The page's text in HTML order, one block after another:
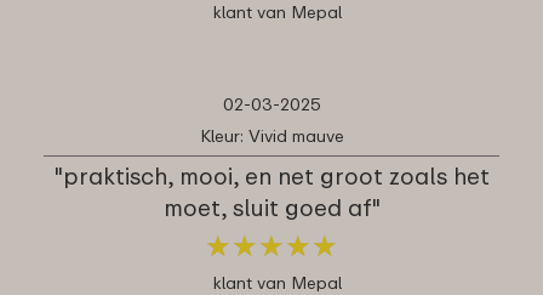
klant van Mepal
02-03-2025
Kleur: Vivid mauve
"praktisch, mooi, en net groot zoals het
moet, sluit goed af"
★★★★★
★★★★★
klant van Mepal